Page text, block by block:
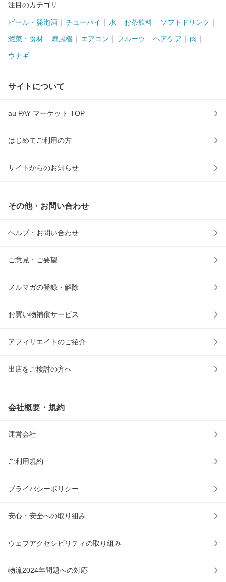
注目のカテゴリ
ビール・発泡酒 チューハイ 水 お茶飲料 ソフトドリンク
惣菜・食材 扇風機 エアコン フルーツ ヘアケア 肉
ウナギ
サイトについて
au PAY マーケット TOP
はじめてご利用の方
サイトからのお知らせ
その他・お問い合わせ
ヘルプ・お問い合わせ
ご意見・ご要望
メルマガの登録・解除
お買い物補償サービス
アフィリエイトのご紹介
出店をご検討の方へ
会社概要・規約
運営会社
ご利用規約
プライバシーポリシー
安心・安全への取り組み
ウェブアクセシビリティの取り組み
物流2024年問題への対応